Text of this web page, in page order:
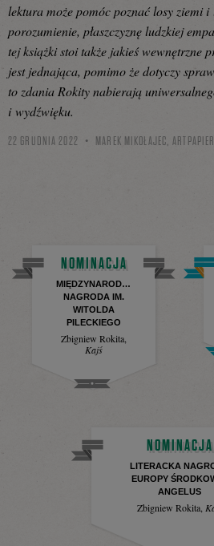
lektura może pomóc poznać losy ziemi
porozumienie, płaszczyznę ludzkiej
tej książki stoi także jakieś wewnętrzne
jest jednająca, pomimo że dotyczy
to zdania Rokity nabierają
i wydźwięku.
22 GRUDNIA 2022 MAREK MIKOŁAJEC,
NOMINACJA
MIĘDZYNARODOWA
NAGRODA IM.
WITOLDA
PILECKIEGO
Zbigniew Rokita
Kajś
NOMINACJA
LITERACKA
EUROPY
ANGELUS
Zbigniew Rokita,